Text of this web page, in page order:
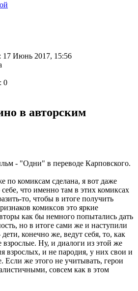
17 Июнь 2017, 15:56
0
в авторским
- "Одни" в переводе Карповского.
по комиксам сделана, я вот даже
что именно там в этих комиксах
то, чтобы в итоге получить
комиксов это яркие
как бы немного попытались дать
но в итоге сами же и наступили
конечно же, ведут себя, то, как
взрослые. Ну, и диалоги из этой же
взрослых, и не пародия, у них свои и
же этого не учитывать, герои
совсем как в этом